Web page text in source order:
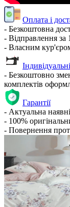
Оплата і
- Безкоштовна
- Відправлення за
- Власним
- Безкоштовно
комплектів
Гарантії
- Актуальна
- 100%
- Повернення